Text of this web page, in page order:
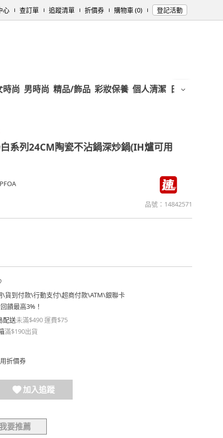
心 查訂單 追蹤清單 折價券 購物車 (0) 登記活動
時尚 男時尚 精品/飾品 彩妝保養 個人清潔 日用/紙品
系列24CM陶瓷不沾鍋深炒鍋(IH爐可用
品號： 14842571
\貨到付款\行動支付\超商付款\ATM\銀聯卡
饋最高3%！
配送未滿$490 運費$75
滿$190出貨
折價券
加入追蹤
我要推薦